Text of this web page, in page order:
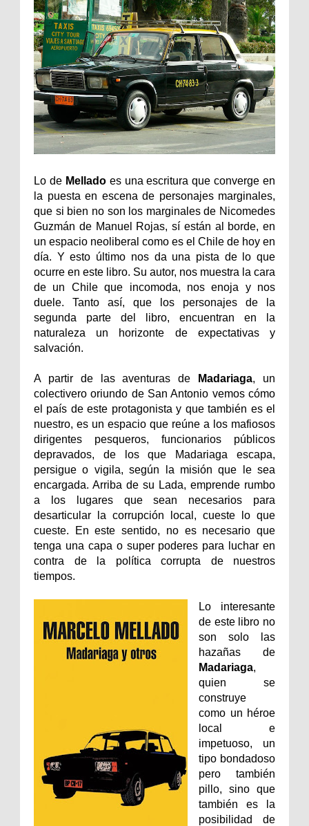
Lo de Melladoes una escritura que converge en
la puesta en escena de personajes marginales,
que si bien no son los marginales de Nicomedes
Guzmán de Manuel Rojas, sí están al borde, en
un espacio neoliberal como es el Chile de hoy en
día. Y esto último nos da una pista de lo que
ocurre en este libro. Su autor, nos muestra la cara
de un Chile que incomoda, nos enoja y nos
duele. Tanto así, que los personajes de la
segunda parte del libro, encuentran en la
naturaleza un horizonte de expectativas y
salvación.
A partir de las aventuras de Madariaga, un
colectivero oriundo de San Antonio vemos cómo
el país de este protagonista y que también es el
nuestro, es un espacio que reúne a los mafiosos
dirigentes pesqueros, funcionarios públicos
depravados, de los que Madariaga escapa,
persigue o vigila, según la misión que le sea
encargada. Arriba de su Lada, emprende rumbo
a los lugares que sean necesarios para
desarticular la corrupción local, cueste lo que
cueste. En este sentido, no es necesario que
tenga una capa o super poderes para luchar en
contra de la política corrupta de nuestros
tiempos.
Lo interesante
de este libro no
son solo las
hazañas de
Madariaga,
quien se
construye
como un héroe
local e
impetuoso, un
tipo bondadoso
pero también
pillo, sino que
también es la
posibilidad de